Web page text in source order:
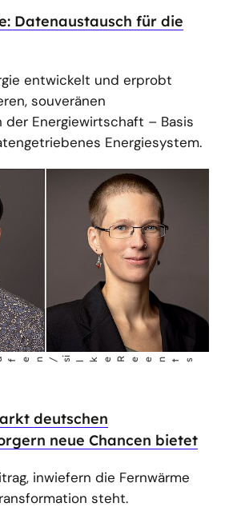
Datenaustausch für die
entwickelt und erprobt
souveränen
der Energiewirtschaft – Basis
Energiesystem.
ke Reents
deutschen
neue Chancen bietet
inwiefern die Fernwärme
steht.